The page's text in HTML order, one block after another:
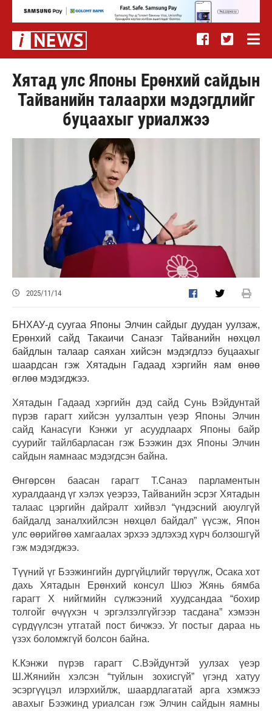
Хятад улс Японы Ерөнхий сайдын
Тайванийн талаархи мэдэгдлийг
буцаахыг уриалжээ
2025/11/14
БНХАУ-д суугаа Японы Элчин сайдыг дуудан уулзаж,
Ерөнхий сайд Такаичи Санаэг Тайванийн нөхцөл
байдлын талаар саяхан хийсэн мэдэгдлээ буцаахыг
шаардсан гэж Хятадын Гадаад хэргийн яам өнөө
өглөө мэдэгджээ.
Хятадын Гадаад хэргийн дэд сайд Сунь Вэйдунтай
пүрэв гарагт хийсэн уулзалтын үеэр Японы Элчин
сайд Канасүги Кэнжи уг асуудлаарх Японы байр
суурийг тайлбарласан гэж Бээжин дэх Японы Элчин
сайдын яамнаас мэдэгдсэн байна.
Өнгөрсөн баасан гарагт Т.Санаэ парламентын
хуралдаанд үг хэлэх үеэрээ, Тайванийн эсрэг Хятадын
талаас цэргийн дайралт хийвэл “үндэсний аюулгүй
байдалд заналхийлсэн нөхцөл байдал” үүсэж, Япон
улс өөрийгөө хамгаалах эрхээ эдлэхэд хүрч болзошгүй
гэж мэдэгджээ.
Түүний үг Бээжингийн дургүйцлийг төрүүлж, Осака хот
дахь Хятадын Ерөнхий консул Шюэ Жянь бямба
гарагт X нийгмийн сүлжээний хуудсандаа “бохир
толгойг өчүүхэн ч эргэлзэлгүйгээр тасдана” хэмээн
сүрдүүлсэн утгатай пост бичжээ. Уг постыг дараа нь
үзэх боломжгүй болсон байна.
К.Кэнжи пүрэв гарагт С.Вэйдунтэй уулзах үеэр
Ш.Жянийн хэлсэн “туйлын зохисгүй” үгэнд хатуу
эсэргүүцэл илэрхийлж, шаардлагатай арга хэмжээ
авахыг Бээжинд уриалсан гэж Элчин сайдын яамны